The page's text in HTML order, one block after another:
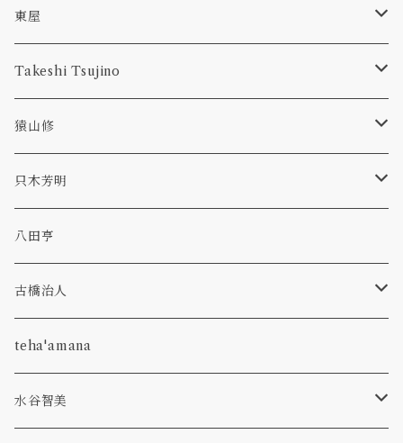
spora
1.9m
bowl
glass
kasumi
bowl
plate
dan
bottle
glass
p-bell
hibiki
corn
olive stained
東屋
型皿
hagi
TAMAKI
Takeshi Tsujino
scavo
bottle
revival amber
primal
olive stained
bottle
faint white
venetian classics
猿山修
ryo
只木芳明
カトラリー
うつわ
花入れ
八田亨
古橋治人
キャンドルホルダー
コーヒーメジャースプーン
teha'amana
水谷智美